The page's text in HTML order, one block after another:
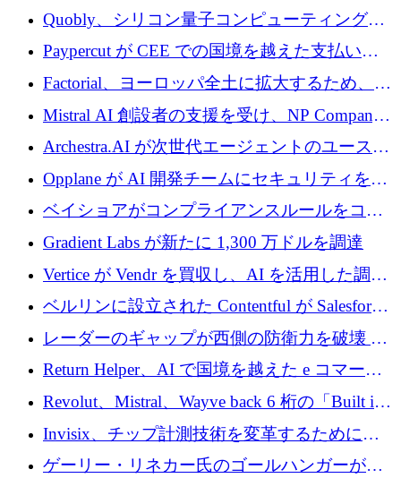
Xavier Niel が支援する共同 AI 受信箱を立ち上
げる
Quobly、シリコン量子コンピューティングの
商用化のためにシリーズ A で 1 億 1,500 万ユ
ーロを調達
Paypercut が CEE での国境を越えた支払いを
拡大するために 500 万ユーロを確保
Factorial、ヨーロッパ全土に拡大するため、25
億ドルの評価額で1億5,000万ドルのシリーズD
Mistral AI 創設者の支援を受け、NP Company
がエンジニアリング向け AI を推進するために
600 万ユーロのプレシードを確保
Archestra.AI が次世代エージェントのユースケ
ースを実現するために 1,000 万ドルを調達
Opplane が AI 開発チームにセキュリティをも
たらすために 450 万ユーロを調達
ベイショアがコンプライアンスルールをコー
ド化するために800万ドルを調達
Gradient Labs が新たに 1,300 万ドルを調達
Vertice が Vendr を買収し、AI を活用した調達
インテリジェンス プラットフォームを構築
ベルリンに設立された Contentful が Salesforce
に買収される
レーダーのギャップが西側の防衛力を破壊 —
そしてベルリンのチップスタートアップがそ
れを埋める
Return Helper、AI で国境を越えた e コマース
の返品を利益に変えるシリーズ A で 400 万ド
ルを調達
Revolut、Mistral、Wayve back 6 桁の「Built in
Europe」キャンペーン
Invisix、チップ計測技術を変革するために
2,000 万ユーロのシードラウンドを完了
ゲーリー・リネカー氏のゴールハンガーがVC